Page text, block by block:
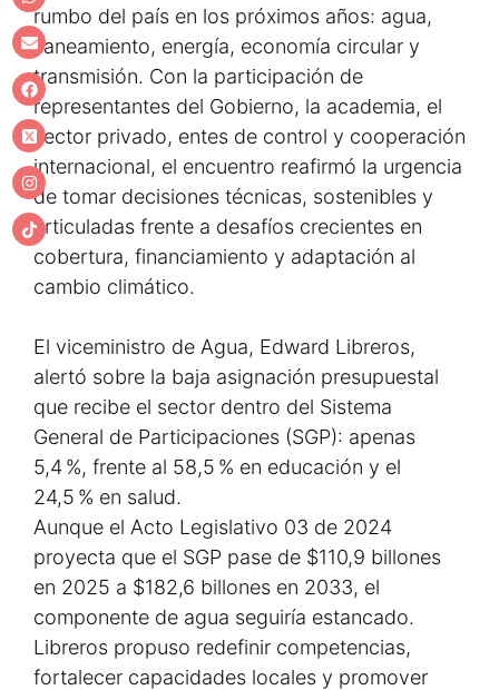
rumbo del país en los próximos años: agua,
saneamiento, energía, economía circular y
transmisión. Con la participación de
representantes del Gobierno, la academia, el
sector privado, entes de control y cooperación
internacional, el encuentro reafirmó la urgencia
de tomar decisiones técnicas, sostenibles y
articuladas frente a desafíos crecientes en
cobertura, financiamiento y adaptación al
cambio climático.
El viceministro de Agua, Edward Libreros,
alertó sobre la baja asignación presupuestal
que recibe el sector dentro del Sistema
General de Participaciones (SGP): apenas
5,4 %, frente al 58,5 % en educación y el
24,5 % en salud.
Aunque el Acto Legislativo 03 de 2024
proyecta que el SGP pase de $110,9 billones
en 2025 a $182,6 billones en 2033, el
componente de agua seguiría estancado.
Libreros propuso redefinir competencias,
fortalecer capacidades locales y promover